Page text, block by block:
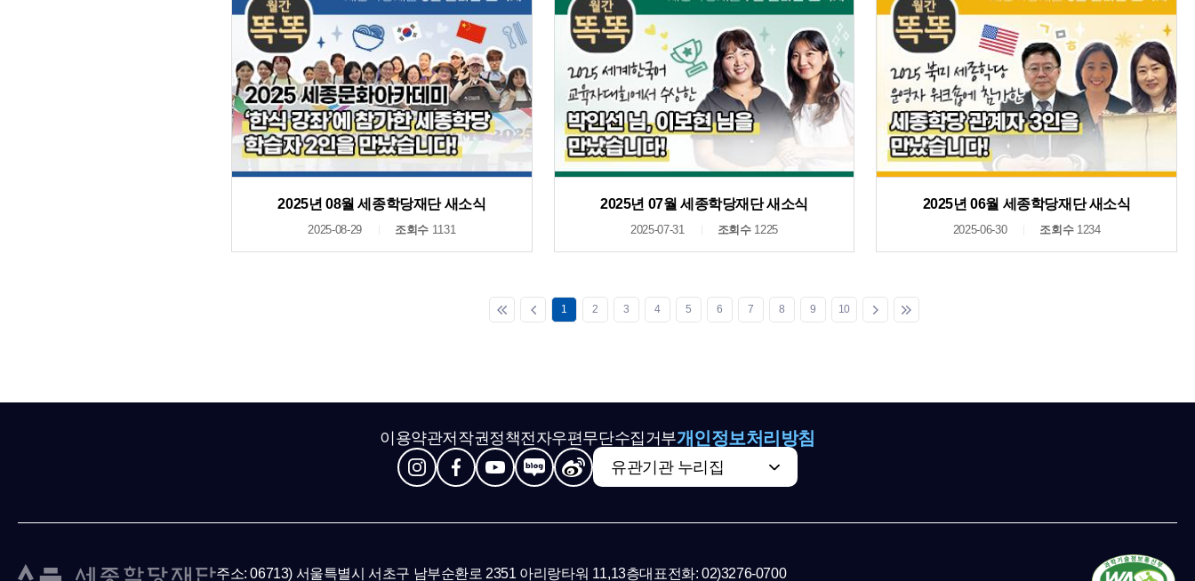
2025년 08월 세종학당재단 새소식
2025-08-29 조회수 1131
2025년 07월 세종학당재단 새소식
2025-07-31 조회수 1225
2025년 06월 세종학당재단 새소식
2025-06-30 조회수 1234
1 2 3 4 5 6 7 8 9 10
이용약관저작권정책전자우편무단수집거부개인정보처리방침
유관기관 누리집
주소: 06713) 서울특별시 서초구 남부순환로 2351 아리랑타워 11,13층대표전화: 02)3276-0700